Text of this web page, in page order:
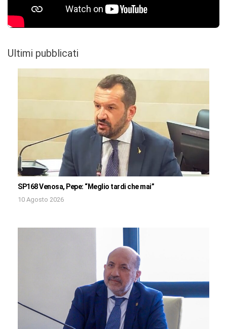
Ultimi pubblicati
SP168 Venosa, Pepe: “Meglio tardi che mai”
10 Agosto 2026